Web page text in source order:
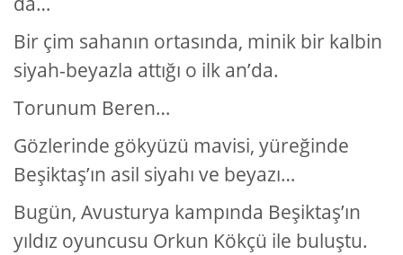
Bir çim sahanın ortasında, minik bir kalbin
siyah-beyazla attığı o ilk an’da.
Torunum Beren…
Gözlerinde gökyüzü mavisi, yüreğinde
Beşiktaş’ın asil siyahı ve beyazı…
Bugün, Avusturya kampında Beşiktaş’ın
yıldız oyuncusu Orkun Kökçü ile buluştu.